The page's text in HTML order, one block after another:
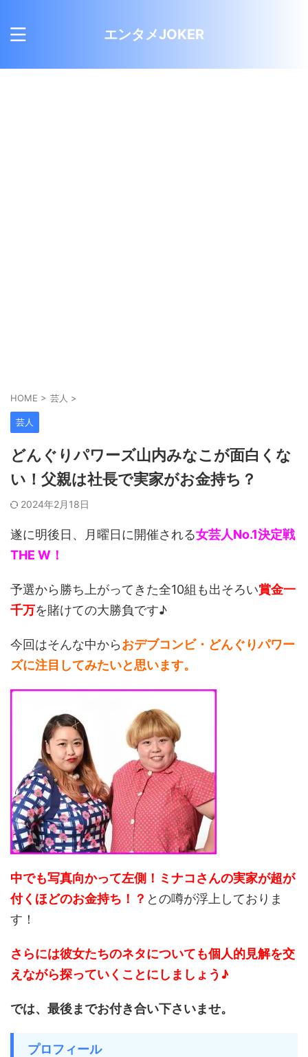
エンタメJOKER
HOME > 芸人 >
芸人
どんぐりパワーズ山内みなこが面白くな
い！父親は社長で実家がお金持ち？
2024年2月18日
遂に明後日、月曜日に開催される女芸人No.1決定戦
THE W！
予選から勝ち上がってきた全10組も出そろい賞金一
千万を賭けての大勝負です♪
今回はそんな中からおデブコンビ・ どんぐりパワー
ズに注目してみたいと思います。
中でも写真向かって左側！ミナコさんの実家が超が
付くほどのお金持ち！？ との噂が浮上しておりま
す！
さらには彼女たちのネタについても個人的見解を交
えながら探っていくことに しましょう♪
では、最後までお付き合い下さいませ。
プロフィール